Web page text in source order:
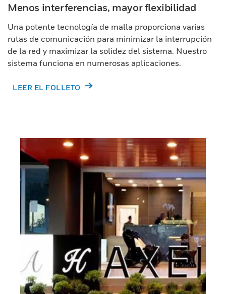
Menos interferencias, mayor flexibilidad
Una potente tecnología de malla proporciona varias
rutas de comunicación para minimizar la interrupción
de la red y maximizar la solidez del sistema. Nuestro
sistema funciona en numerosas aplicaciones.
LEER EL FOLLETO